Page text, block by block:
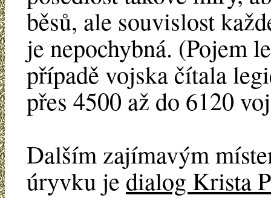
běsů, ale souvislost
je nepochybná. (Pojem
případě vojska čítala
přes 4500 až do 6120
Dalším zajímavým
úryvku je dialog Krista